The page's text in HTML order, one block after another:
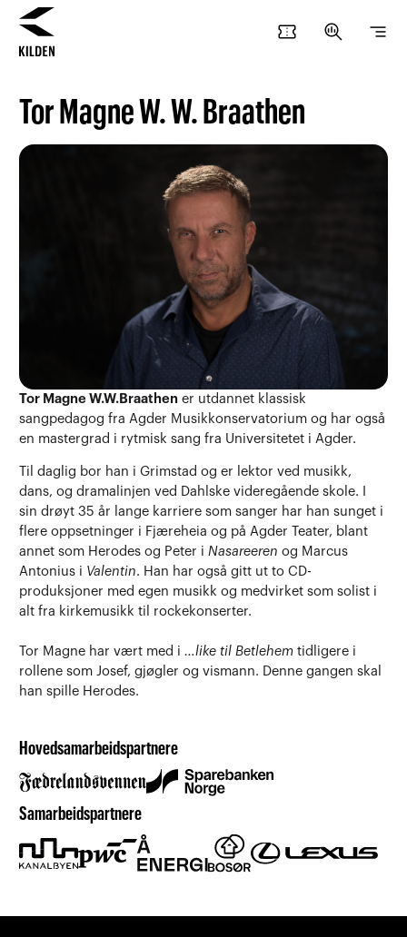
innhold
navigasjon
confirmation_number search_insights segment
Tor Magne W. W. Braathen
Tor Magne W.W.Braathen er utdannet klassisk
sangpedagog fra Agder Musikkonservatorium og har også
en mastergrad i rytmisk sang fra Universitetet i Agder.
Til daglig bor han i Grimstad og er lektor ved musikk,
dans, og dramalinjen ved Dahlske videregående skole. I
sin drøyt 35 år lange karriere som sanger har han sunget i
flere oppsetninger i Fjæreheia og på Agder Teater, blant
annet som Herodes og Peter iNasareeren og Marcus
Antonius i Valentin. Han har også gitt ut to CD-
produksjoner med egen musikk og medvirket som solist i
alt fra kirkemusikk til rockekonserter.
Tor Magne har vært med i…like til Betlehem tidligere i
rollene som Josef, gjøgler og vismann. Denne gangen skal
han spille Herodes.
Hovedsamarbeidspartnere
Samarbeidspartnere